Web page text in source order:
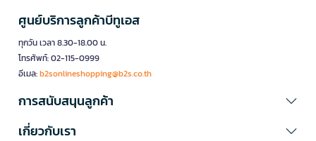
ศูนย์บริการลูกค้าบีทูเอส
ทุกวัน เวลา 8.30-18.00 น.
โทรศัพท์: 02-115-0999
อีเมล:b2sonlineshopping@b2s.co.th
การสนับสนุนลูกค้า
เกี่ยวกับเรา